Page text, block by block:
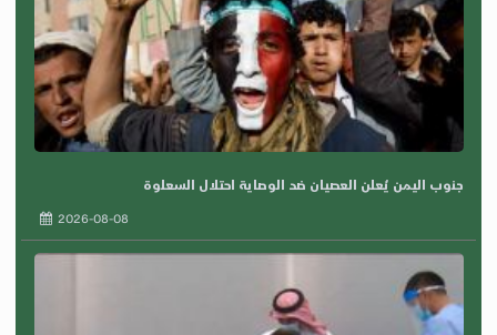
جنوب اليمن يُعلن العصيان ضد الوصاية احتلال السعلوة
2026-08-08